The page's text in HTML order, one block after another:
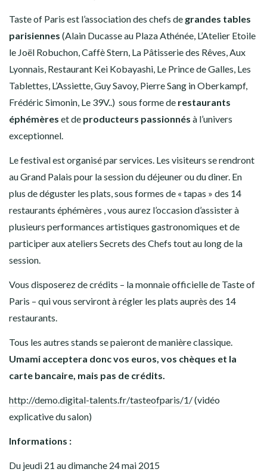
Taste of Paris est l’association des chefs de grandes tables
parisiennes (Alain Ducasse au Plaza Athénée, L’Atelier Etoile
le Joël Robuchon, Caffè Stern, La Pâtisserie des Rêves, Aux
Lyonnais, Restaurant Kei Kobayashi, Le Prince de Galles, Les
Tablettes, L’Assiette, Guy Savoy, Pierre Sang in Oberkampf,
Frédéric Simonin, Le 39V..) sous forme de restaurants
éphémères et de producteurs passionnés à l’univers
exceptionnel.
Le festival est organisé par services. Les visiteurs se rendront
au Grand Palais pour la session du déjeuner ou du diner. En
plus de déguster les plats, sous formes de « tapas » des 14
restaurants éphémères , vous aurez l’occasion d’assister à
plusieurs performances artistiques gastronomiques et de
participer aux ateliers Secrets des Chefs tout au long de la
session.
Vous disposerez de crédits – la monnaie officielle de Taste of
Paris – qui vous serviront à régler les plats auprès des 14
restaurants.
Tous les autres stands se paieront de manière classique.
Umami acceptera donc vos euros, vos chèques et la
carte bancaire, mais pas de crédits.
http://demo.digital-talents.fr/tasteofparis/1/(vidéo
explicative du salon)
Informations :
Du jeudi 21 au dimanche 24 mai 2015